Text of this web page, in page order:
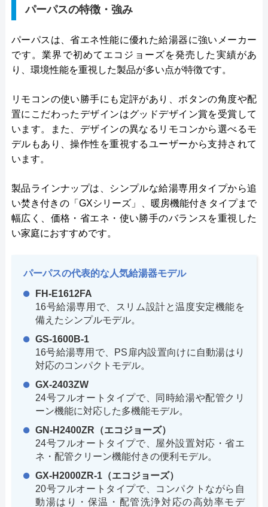
パーパスの特徴・強み
パーパスは、省エネ性能に優れた給湯器に強いメーカー
です。業界で初めてエコジョーズを発売した実績があ
り、環境性能を重視した製品が多い点が特徴です。
リモコンの使い勝手にも定評があり、ボタンの角度や配
置にこだわったデザインはグッドデザイン賞を受賞して
います。また、デザインの異なるリモコンから選べるモ
デルもあり、操作性を重視するユーザーから支持されて
います。
製品ラインナップは、シンプルな給湯専用タイプから追
い焚き付きの「GXシリーズ」、暖房機能付きタイプまで
幅広く、価格・省エネ・使い勝手のバランスを重視した
い家庭におすすめです。
パーパスの代表的な人気給湯器モデル
FH-E1612FA
16号給湯専用で、スリム設計と温度安定機能を
備えたシンプルモデル。
GS-1600B-1
16号給湯専用で、PS扉内設置向けに自動湯はり
対応のコンパクトモデル。
GX-2403ZW
24号フルオートタイプで、同時給湯や配管クリ
ーン機能に対応した多機能モデル。
GN-H2400ZR（エコジョーズ）
24号フルオートタイプで、屋外設置対応・省エ
ネ・配管クリーン機能付きの便利モデル。
GX-H2000ZR-1（エコジョーズ）
20号フルオートタイプで、コンパクトながら自
動湯はり・保温・配管洗浄対応の高効率モデ